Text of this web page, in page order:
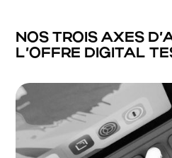
NOS TROIS AXES
L’OFFRE DIGITAL